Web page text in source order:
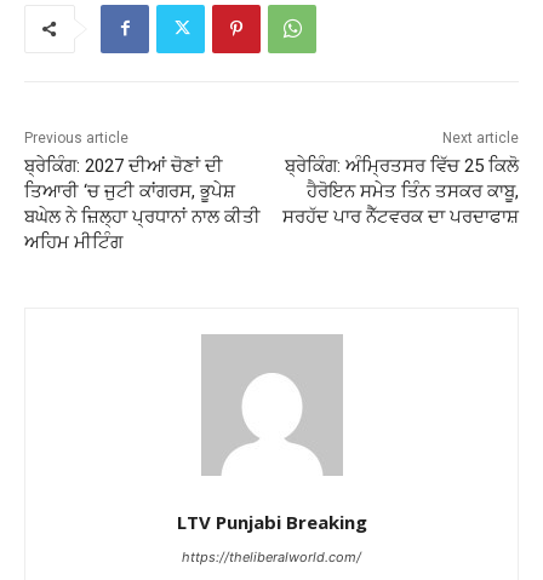
Previous article
ਬ੍ਰੇਕਿੰਗ: 2027 ਦੀਆਂ ਚੋਣਾਂ ਦੀ
ਤਿਆਰੀ ‘ਚ ਜੁਟੀ ਕਾਂਗਰਸ, ਭੂਪੇਸ਼
ਬਘੇਲ ਨੇ ਜ਼ਿਲ੍ਹਾ ਪ੍ਰਧਾਨਾਂ ਨਾਲ ਕੀਤੀ
ਅਹਿਮ ਮੀਟਿੰਗ
Next article
ਬ੍ਰੇਕਿੰਗ: ਅੰਮ੍ਰਿਤਸਰ ਵਿੱਚ 25 ਕਿਲੋ
ਹੈਰੋਇਨ ਸਮੇਤ ਤਿੰਨ ਤਸਕਰ ਕਾਬੂ,
ਸਰਹੱਦ ਪਾਰ ਨੈੱਟਵਰਕ ਦਾ ਪਰਦਾਫਾਸ਼
LTV Punjabi Breaking
https://theliberalworld.com/